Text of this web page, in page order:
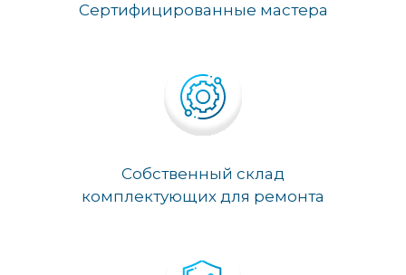
Сертифицированные мастера
Собственный склад
комплектующих для ремонта